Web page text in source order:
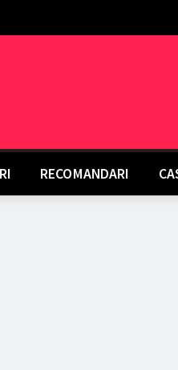
RECOMANDARI